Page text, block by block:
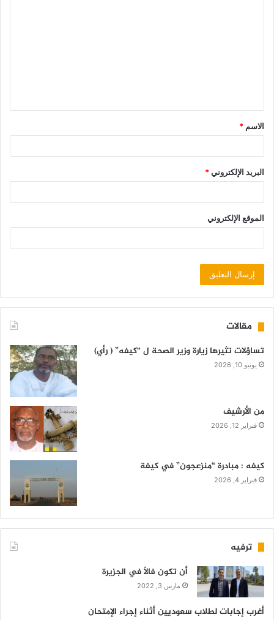
الاسم *
البريد الإلكتروني*
الموقع الإلكتروني
مقالات
تساؤلات تثيرها زيارة وزير الصحة ل “كيفه” ( رأي)
يونيو 10, 2026
من الأرشيف
فبراير 12, 2026
كيفه : مبادرة “منزعجون” في كيفة
فبراير 4, 2026
ترفيه
أن تكون فالاً في الجزيرة
مارس 3, 2022
أغرب إجابات لطلاب سعوديين أثناء إجراء الإمتحان